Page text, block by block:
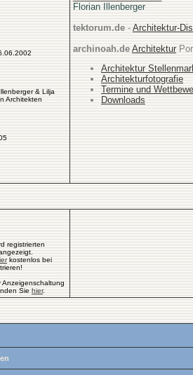
& Lilja
Architekten
Florian Illenberger
tektorum.de - Architektur-
archinoah.de Architektur
Architektur
Architekturfotografie
Termine und
Downloads
registrierten
kostenlos bei
Anzeigenschaltung
Sie hier.